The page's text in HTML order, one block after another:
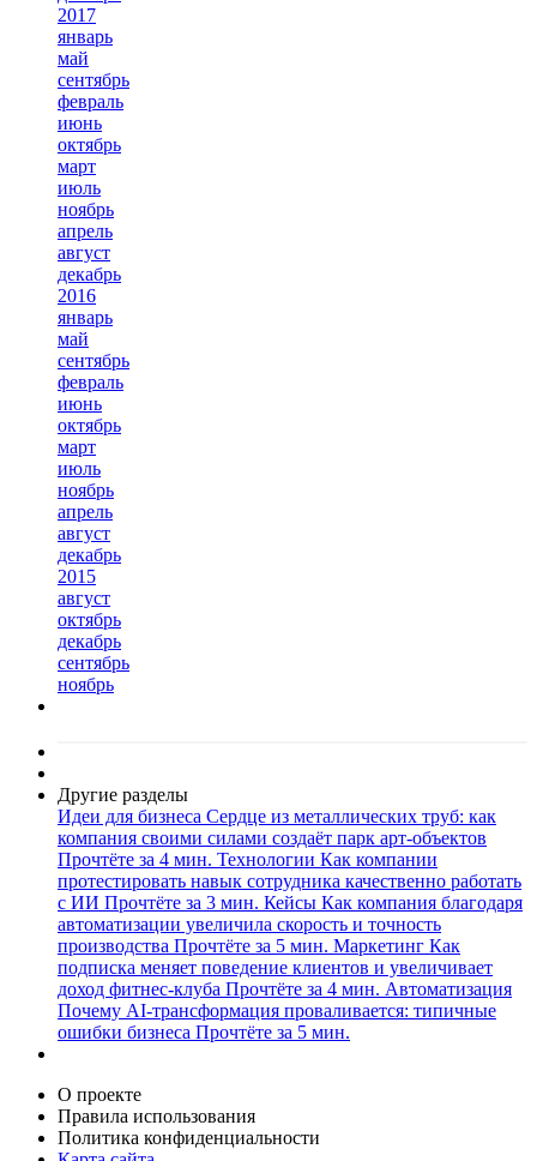
2017
январь
май
сентябрь
февраль
июнь
октябрь
март
июль
ноябрь
апрель
август
декабрь
2016
январь
май
сентябрь
февраль
июнь
октябрь
март
июль
ноябрь
апрель
август
декабрь
2015
август
октябрь
декабрь
сентябрь
ноябрь
Другие разделы
Идеи для бизнеса Сердце из металлических труб: как
компания своими силами создаёт парк арт-объектов
Прочтёте за 4 мин. Технологии Как компании
протестировать навык сотрудника качественно работать
с ИИ Прочтёте за 3 мин. Кейсы Как компания благодаря
автоматизации увеличила скорость и точность
производства Прочтёте за 5 мин. Маркетинг Как
подписка меняет поведение клиентов и увеличивает
доход фитнес-клуба Прочтёте за 4 мин. Автоматизация
Почему AI-трансформация проваливается: типичные
ошибки бизнеса Прочтёте за 5 мин.
О проекте
Правила использования
Политика конфиденциальности